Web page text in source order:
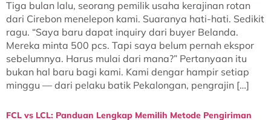
Tiga bulan lalu, seorang pemilik usaha kerajinan rotan
dari Cirebon menelepon kami. Suaranya hati-hati. Sedikit
ragu. “Saya baru dapat inquiry dari buyer Belanda.
Mereka minta 500 pcs. Tapi saya belum pernah ekspor
sebelumnya. Harus mulai dari mana?” Pertanyaan itu
bukan hal baru bagi kami. Kami dengar hampir setiap
minggu — dari pelaku batik Pekalongan, pengrajin […]
FCL vs LCL: Panduan Lengkap Memilih Metode Pengiriman